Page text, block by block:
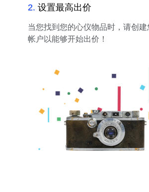
2. 设置最高出价
当您找到您的心仪物品时，请创
帐户以能够开始出价！